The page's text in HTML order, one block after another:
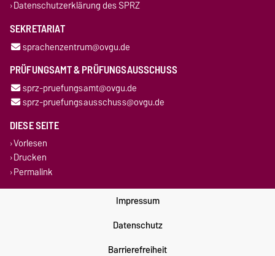
Datenschutzerklärung des SPRZ
SEKRETARIAT
sprachenzentrum@ovgu.de
PRÜFUNGSAMT & PRÜFUNGSAUSSCHUSS
sprz-pruefungsamt@ovgu.de
sprz-pruefungsausschuss@ovgu.de
DIESE SEITE
Vorlesen
Drucken
Permalink
Impressum
Datenschutz
Barrierefreiheit